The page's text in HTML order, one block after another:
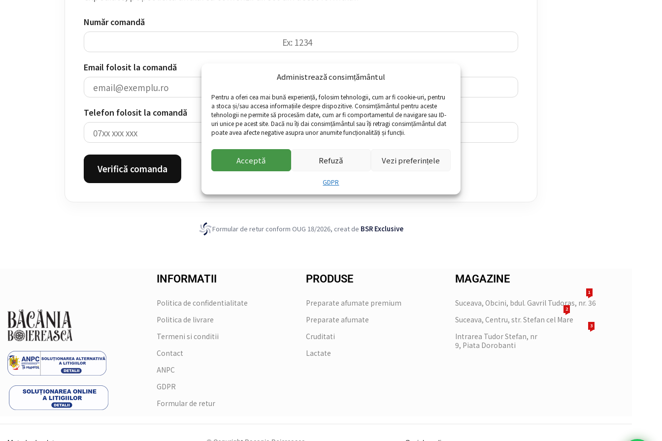
Administrează consimțământul
Pentru a oferi cea mai bună experiență, folosim tehnologii, cum ar fi cookie-uri, pentru
a stoca și/sau accesa informațiile despre dispozitive. Consimțământul pentru aceste
tehnologii ne permite să procesăm date, cum ar fi comportamentul de navigare sau ID-
uri unice pe acest site. Dacă nu îți dai consimțământul sau îți retragi consimțământul dat
poate avea afecte negative asupra unor anumite funcționalități și funcții.
Acceptă Refuză Vezi preferințele
GDPR
Număr comandă
Email folosit la comandă
Telefon folosit la comandă
Verifică comanda
Formular de retur conform OUG 18/2026, creat de BSR Exclusive
INFORMATII
Politica de confidentialitate
Politica de livrare
Termeni si conditii
Contact
ANPC
GDPR
Formular de retur
PRODUSE
Preparate afumate premium
Preparate afumate
Cruditati
Lactate
MAGAZINE
Suceava, Obcini, bdul. Gavril Tudoras, nr. 36
1
Suceava, Centru, str. Stefan cel Mare
2
Intrarea Tudor Stefan, nr
9, Piata Dorobanti
3